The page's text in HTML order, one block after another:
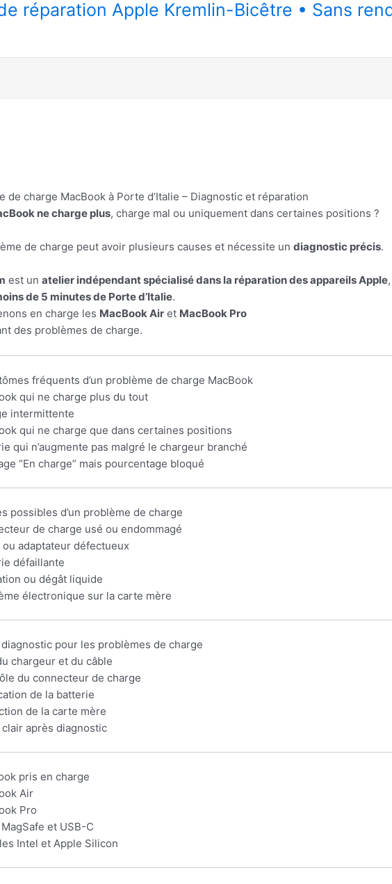
réparation Apple Kremlin-Bicêtre • Sans
de charge MacBook à Porte d’Italie – Diagnostic et réparation
ne charge plus, charge mal ou uniquement dans certaines positions ?
de charge peut avoir plusieurs causes et nécessite un diagnostic précis.
est un atelier indépendant spécialisé dans la réparation des appareils Apple,
de 5 minutes de Porte d’Italie.
en charge les MacBook Air et MacBook Pro
des problèmes de charge.
fréquents d’un problème de charge MacBook
qui ne charge plus du tout
intermittente
qui ne charge que dans certaines positions
qui n’augmente pas malgré le chargeur branché
“En charge” mais pourcentage bloqué
possibles d’un problème de charge
de charge usé ou endommagé
ou adaptateur défectueux
défaillante
ou dégât liquide
électronique sur la carte mère
diagnostic pour les problèmes de charge
chargeur et du câble
du connecteur de charge
de la batterie
de la carte mère
clair après diagnostic
pris en charge
Air
Pro
et USB-C
Intel et Apple Silicon